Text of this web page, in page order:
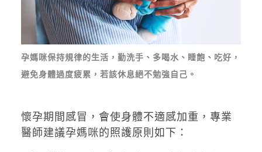
孕媽咪保持規律的生活，勤洗手、多喝水、睡飽、吃好，
避免身體過度疲累，若該休息絕不勉強自己。
懷孕期間感冒，會使身體不適感加重，專業
醫師建議孕媽咪的照護原則如下：